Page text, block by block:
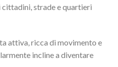
cittadini, strade e quartieri
attiva, ricca di movimento e
incline a diventare